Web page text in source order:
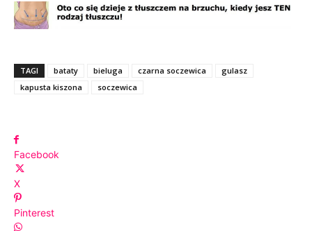
TAGI bataty bieluga czarna soczewica
gulasz
kapusta kiszona
soczewica
Facebook
X
Pinterest